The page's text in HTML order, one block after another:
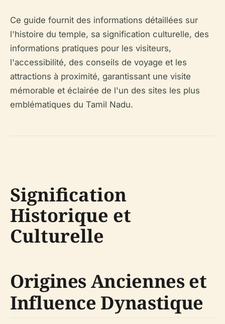
Ce guide fournit des informations détaillées sur
l'histoire du temple, sa signification culturelle, des
informations pratiques pour les visiteurs,
l'accessibilité, des conseils de voyage et les
attractions à proximité, garantissant une visite
mémorable et éclairée de l'un des sites les plus
emblématiques du Tamil Nadu.
Signification
Historique et
Culturelle
Origines Anciennes et
Influence Dynastique